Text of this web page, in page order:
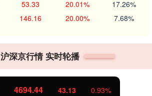
53.33 20.01% 17.26%
146.16 20.00% 7.68%
沪深京行情 实时轮播
4694.44 43.13 0.93%